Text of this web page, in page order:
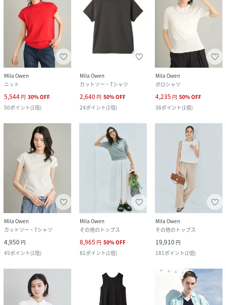
Mila Owen
ニット
5,544 円 30%OFF
50ポイント(1倍)
Mila Owen
カットソー・Tシャツ
2,640 円 50%OFF
24ポイント(1倍)
Mila Owen
ポロシャツ
4,235 円 50%OFF
38ポイント(1倍)
Mila Owen
カットソー・Tシャツ
4,950 円
45ポイント(1倍)
Mila Owen
その他のトップス
8,965 円 50%OFF
81 ポイント(1倍)
Mila Owen
その他のトップス
19,910 円
181 ポイント(1倍)